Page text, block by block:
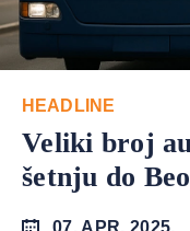
HEADLINE
Veliki broj
šetnju do
07. APR. 2025.